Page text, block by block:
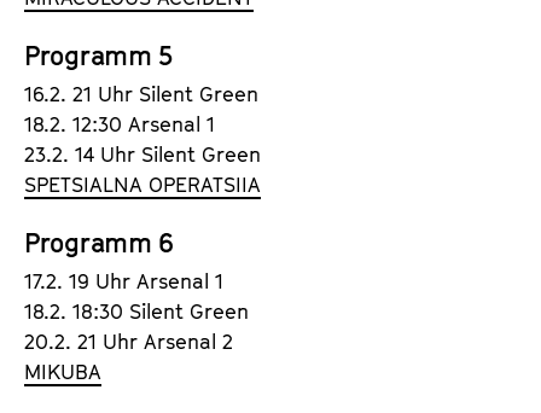
Programm 5
16.2. 21 Uhr Silent Green
18.2. 12:30 Arsenal 1
23.2. 14 Uhr Silent Green
SPETSIALNA OPERATSIIA
Programm 6
17.2. 19 Uhr Arsenal 1
18.2. 18:30 Silent Green
20.2. 21 Uhr Arsenal 2
MIKUBA